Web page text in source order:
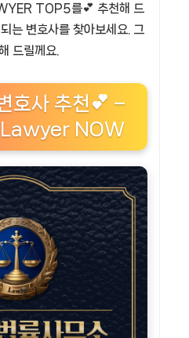
TOP5를💕 추천해 드
는 변호사를 찾아보세요. 그
드릴께요.
호사 추천💕 –
Lawyer NOW